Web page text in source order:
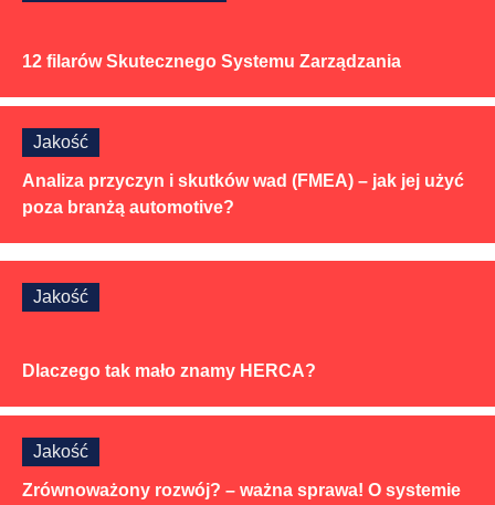
12 filarów Skutecznego Systemu Zarządzania
Jakość
Analiza przyczyn i skutków wad (FMEA) – jak jej użyć
poza branżą automotive?
Jakość
Dlaczego tak mało znamy HERCA?
Jakość
Zrównoważony rozwój? – ważna sprawa! O systemie